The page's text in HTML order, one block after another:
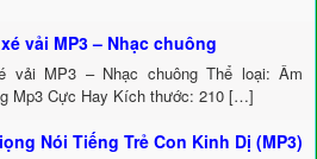
vải MP3 – Nhạc chuông
vải MP3 – Nhạc chuông Thể loại: Âm
Mp3 Cực Hay Kích thước: 210 […]
Nói Tiếng Trẻ Con Kinh Dị (MP3)